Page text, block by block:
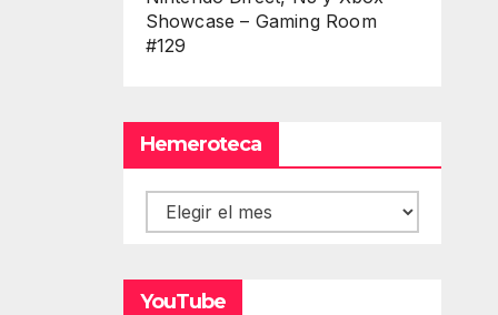
Showcase – Gaming Room
#129
Hemeroteca
Hemeroteca
YouTube